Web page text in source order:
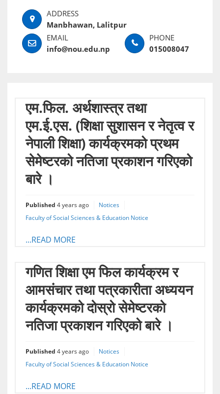
Manbhawan, Lalitpur
info@nou.edu.np 015008047
एम.फिल. अर्थशास्त्र तथा
एम.ई.एस. (शिक्षा सुशासन र नेतृत्व र
नेपाली शिक्षा) कार्यक्रमको प्रथम
सेमेष्टरको नतिजा प्रकाशन गरिएको
बारे ।
Published 4 years ago
Notices
Faculty of Social Sciences & Education Notice
...READ MORE
गणित शिक्षा एम फिल कार्यक्रम र
आमसंचार तथा पत्रकारीता अध्ययन
कार्यक्रमको दोस्रो सेमेष्टरको
नतिजा प्रकाशन गरिएको बारे ।
Published 4 years ago
Notices
Faculty of Social Sciences & Education Notice
...READ MORE